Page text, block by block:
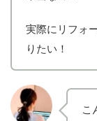
実際にリフォ
りたい！
こ